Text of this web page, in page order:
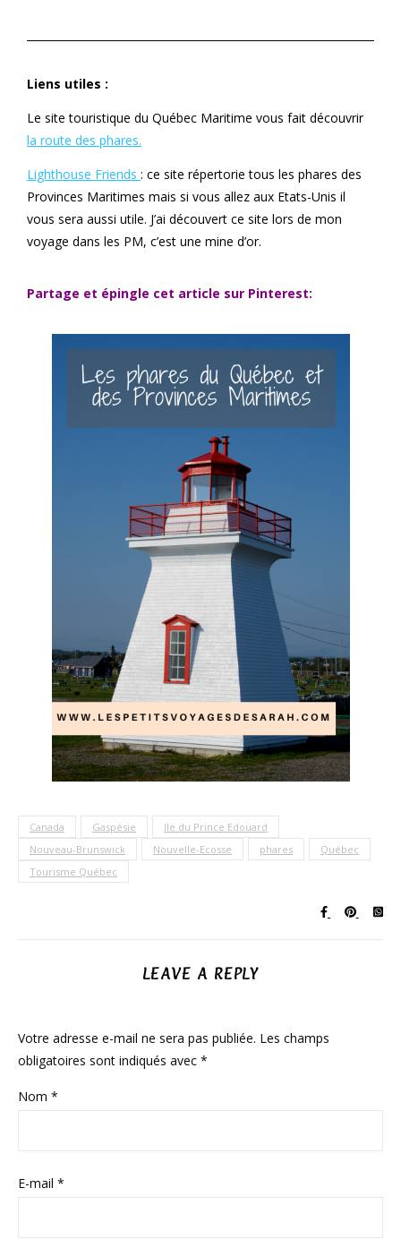
Liens utiles :
Le site touristique du Québec Maritime vous fait découvrir
la route des phares.
Lighthouse Friends : ce site répertorie tous les phares des
Provinces Maritimes mais si vous allez aux Etats-Unis il
vous sera aussi utile. J’ai découvert ce site lors de mon
voyage dans les PM, c’est une mine d’or.
Partage et épingle cet article sur Pinterest:
Canada Gaspésie
Ile du Prince Edouard
Nouveau-Brunswick
Nouvelle-Ecosse phares
Québec
Tourisme Québec
LEAVE A REPLY
Votre adresse e-mail ne sera pas publiée. Les champs
obligatoires sont indiqués avec *
Nom *
E-mail *